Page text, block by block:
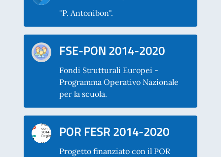
"P. Antonibon".
FSE-PON 2014-2020
Fondi Strutturali Europei -
Programma Operativo Nazionale
per la scuola.
POR FESR 2014-2020
Progetto finanziato con il POR